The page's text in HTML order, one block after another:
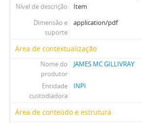
Nível de descrição
Item
Dimensão e
suporte
application/pdf
Área de contextualização
Nome do
produtor
JAMES MC GILLIVRAY
Entidade
custodiadora
INPI
Área de conteúdo e estrutura